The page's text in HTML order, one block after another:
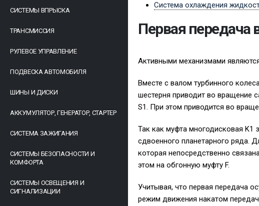
СИСТЕМЫ ВПРЫСКА
ТРАНСМИССИЯ
РУЛЕВОЕ УПРАВЛЕНИЕ
ПОДВЕСКА АВТОМОБИЛЯ
ШИНЫ И ДИСКИ
АККУМУЛЯТОР, ГЕНЕРАТОР, СТАРТЕР
СИСТЕМА ЗАЖИГАНИЯ
СИСТЕМЫ БЕЗОПАСНОСТИ И
КОМФОРТА
СИСТЕМЫ ОСВЕЩЕНИЯ И
СИГНАЛИЗАЦИИ
Система охлаждения
Первая
Активными механизмами
Вместе с валом турбинного
шестерня приводит во вращение
S1. При этом приводится во
Так как муфта многодисковая K1
сдвоенного планетарного ряда.
которая непосредственно
этом на обгонную муфту F.
Учитывая, что первая передача
режим движения накатом